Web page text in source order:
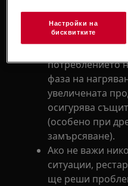
Постепенното
потреблението
фаза на
увеличената
осигурява
(особено при
замърсяване).
Ако не важи
ситуации,
ще реши
Настройки на
бисквитките